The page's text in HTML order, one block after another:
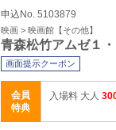
申込No. 5103879
映画 > 映画館【その他】
青森松竹アムゼ１
画面提示クーポン
会員
特典
入場料 大人